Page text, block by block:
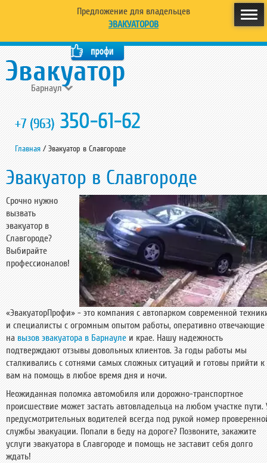
Предложение для владельцев
ЭВАКУАТОРОВ
Барнаул
+7 (963) 350-61-62
Главная /Эвакуатор в Славгороде
Эвакуатор в Славгороде
Срочно нужно
вызвать
эвакуатор в
Славгороде?
Выбирайте
профессионалов!
«ЭвакуаторПрофи» - это компания с автопарком современной
и специалисты с огромным опытом работы, оперативно отвечающие
на вызов эвакуатора в Барнауле и крае. Нашу надежность
подтверждают отзывы довольных клиентов. За годы работы мы
сталкивались с сотнями самых сложных ситуаций и готовы прийти к
вам на помощь в любое время дня и ночи.
Неожиданная поломка автомобиля или дорожно-транспортное
происшествие может застать автовладельца на любом участке пути.
предусмотрительных водителей всегда под рукой номер
службы эвакуации. Попали в беду на дороге? Позвоните, закажите
услуги эвакуатора в Славгороде и помощь не заставит себя долго
ждать!